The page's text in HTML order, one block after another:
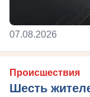
07.08.2026
Происшествия
Шесть